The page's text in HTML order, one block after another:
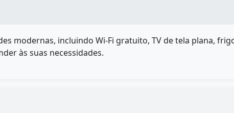
modernas, incluindo Wi-Fi gratuito, TV de tela plana,
às suas necessidades.